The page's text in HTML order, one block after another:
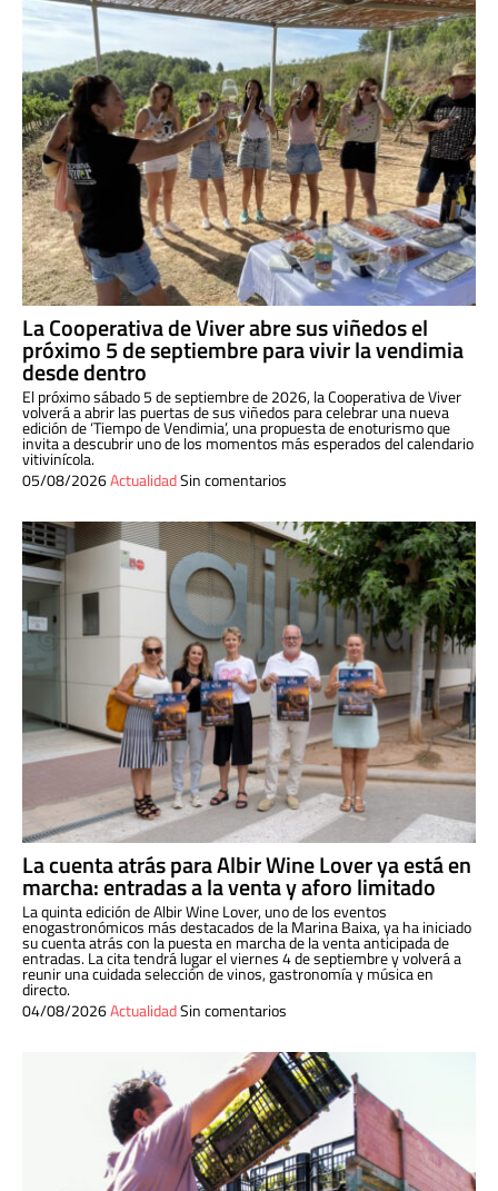
La Cooperativa de Viver abre sus viñedos el
próximo 5 de septiembre para vivir la vendimia
desde dentro
El próximo sábado 5 de septiembre de 2026, la Cooperativa de Viver
volverá a abrir las puertas de sus viñedos para celebrar una nueva
edición de ‘Tiempo de Vendimia’, una propuesta de enoturismo que
invita a descubrir uno de los momentos más esperados del calendario
vitivinícola.
05/08/2026ActualidadSin comentarios
La cuenta atrás para Albir Wine Lover ya está en
marcha: entradas a la venta y aforo limitado
La quinta edición de Albir Wine Lover, uno de los eventos
enogastronómicos más destacados de la Marina Baixa, ya ha iniciado
su cuenta atrás con la puesta en marcha de la venta anticipada de
entradas. La cita tendrá lugar el viernes 4 de septiembre y volverá a
reunir una cuidada selección de vinos, gastronomía y música en
directo.
04/08/2026ActualidadSin comentarios